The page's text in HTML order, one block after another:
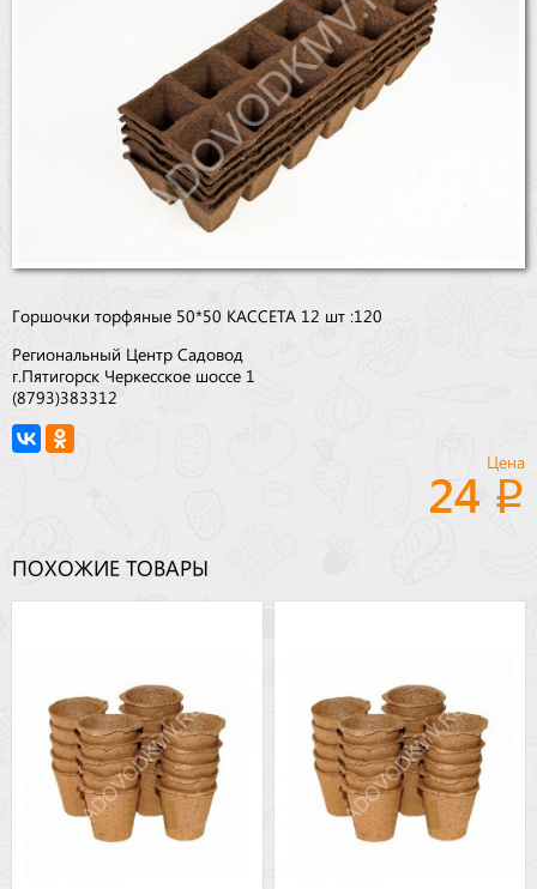
Оптовикам
Горшочки торфяные 50*50 КАССЕТА 12 шт :120
Региональный Центр Садовод
г.Пятигорск Черкесское шоссе 1
(8793)383312
Цена
24
ПОХОЖИЕ ТОВАРЫ